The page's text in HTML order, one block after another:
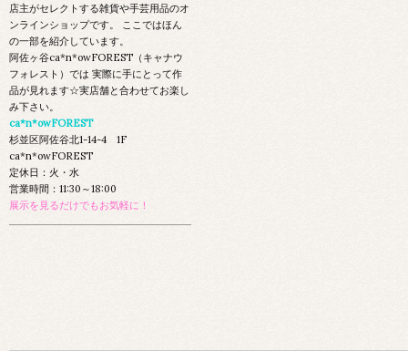
店主がセレクトする雑貨や手芸用品のオ
ンラインショップです。 ここではほん
の一部を紹介しています。
阿佐ヶ谷ca*n*owFOREST（キャナウ
フォレスト）では 実際に手にとって作
品が見れます☆実店舗と合わせてお楽し
み下さい。
ca*n*owFOREST
杉並区阿佐谷北1-14-4 1F
ca*n*owFOREST
定休日：火・水
営業時間：11:30～18:00
展示を見るだけでもお気軽に！